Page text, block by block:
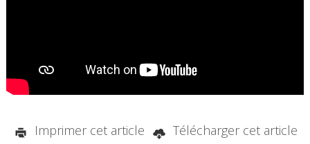
Imprimer cet article Télécharger cet article